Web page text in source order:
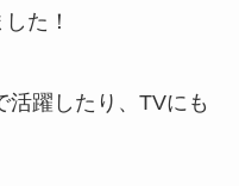
た！
活躍したり、TVにも